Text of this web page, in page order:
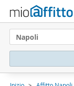
Napoli